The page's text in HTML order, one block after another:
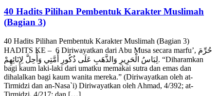
40 Hadits Pilihan Pembentuk Karakter Muslimah (Bagian 3)
لِبَاسُ الْحَرِيرِ وَالذَّهَبِ عَلَى ذُكُورِ أُمَّتِي وَأُحِلَّ لِإِنَائِهِمْ. “Diharamkan
bagi kaum laki-laki dari umatku memakai sutra dan emas dan
dihalalkan bagi kaum wanita mereka.” (Diriwayatkan oleh at-
Tirmidzi dan an-Nasa`i) Diriwayatkan oleh Ahmad, 4/392; at-
Tirmidzi, 4/217; dan […]